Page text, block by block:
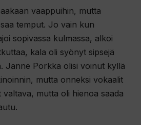
vaappuihin, mutta
temput. Jo vain kun
sopivassa kulmassa, alkoi
kala oli syönyt sipsejä
Janne Porkka olisi voinut kyllä
mutta onneksi vokaalit
valtava, mutta oli hienoa saada